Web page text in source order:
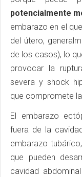
potencialmente
embarazo en el
del útero,
de los casos), lo
provocar la
severa y shock
que compromete
El embarazo
fuera de la
embarazo
que pueden
cavidad